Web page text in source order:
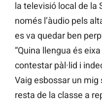
la televisió local de la
només l’àudio pels
es va quedar ben
“Quina llengua és
contestar pàl·lid i
Vaig esbossar un
resta de la classe a